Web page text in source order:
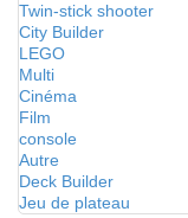
Twin-stick shooter
City Builder
LEGO
Multi
Cinéma
Film
console
Autre
Deck Builder
Jeu de plateau